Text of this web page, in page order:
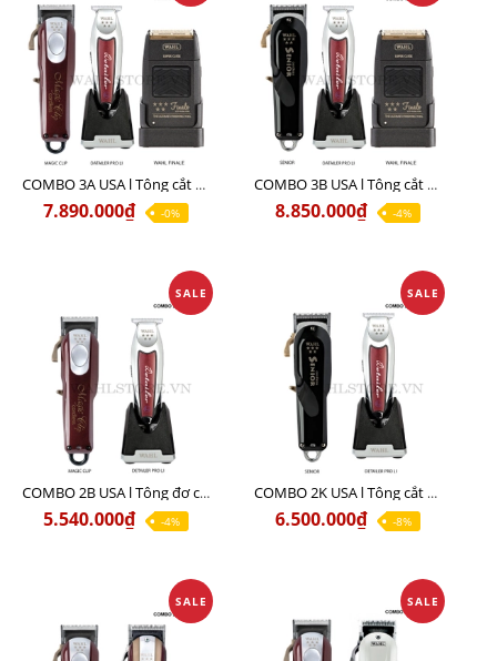
COMBO 3A USA l Tông cắt MAGIC + Tông viền DETAILER PRO LI + Cạo khô FINALE
7.890.000₫ -0%
COMBO 3B USA l Tông cắt SENIOR + Tông viền DETAILER PRO LI + Cạo khô FINALE
8.850.000₫ -4%
SALE
COMBO 2B USA l Tông đơ cắt Magic clip Red + Tông đơ viền Detailer Pro Li
5.540.000₫ -4%
SALE
COMBO 2K USA l Tông cắt SENIOR +Tông viền DETAILER PRO LI
6.500.000₫ -8%
SALE SALE